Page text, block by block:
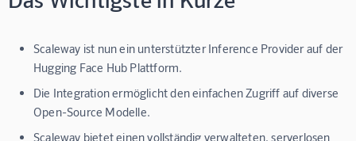
Scaleway ist nun ein unterstützter Inference Provider auf der
Hugging Face Hub Plattform.
Die Integration ermöglicht den einfachen Zugriff auf diverse
Open-Source Modelle.
Scaleway bietet einen vollständig verwalteten, serverlosen